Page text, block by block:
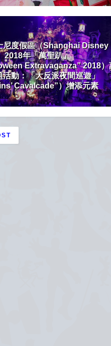
尼度假區（Shanghai Disney
2018年「萬聖趴」
Extravaganza” 2018）
活動：「大反派夜間巡遊」
Cavalcade”）增添元素